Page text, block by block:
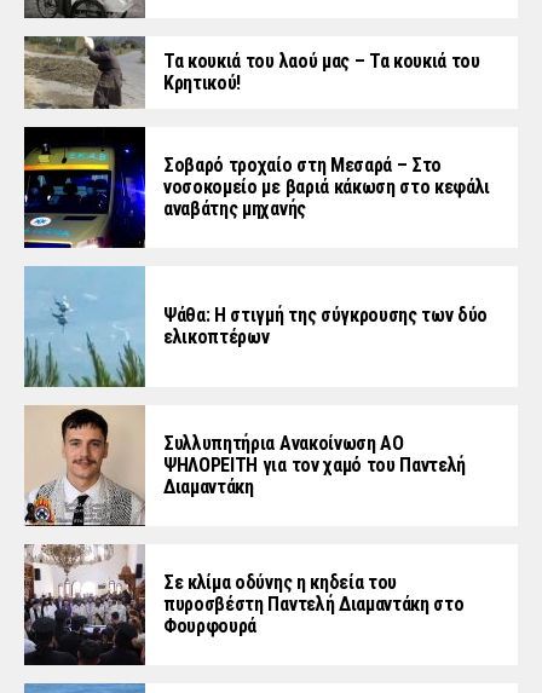
Τα κουκιά του λαού μας – Τα κουκιά του
Κρητικού!
Σοβαρό τροχαίο στη Μεσαρά – Στο
νοσοκομείο με βαριά κάκωση στο κεφάλι
αναβάτης μηχανής
Ψάθα: Η στιγμή της σύγκρουσης των δύο
ελικοπτέρων
Συλλυπητήρια Ανακοίνωση ΑΟ
ΨΗΛΟΡΕΙΤΗ για τον χαμό του Παντελή
Διαμαντάκη
Σε κλίμα οδύνης η κηδεία του
πυροσβέστη Παντελή Διαμαντάκη στο
Φουρφουρά